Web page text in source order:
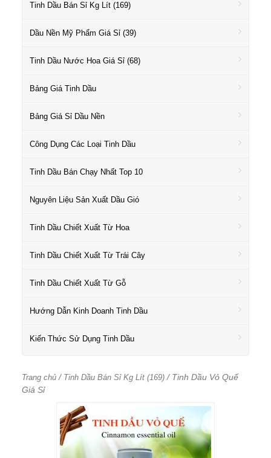
Tinh Dầu Bán Sỉ Kg Lít (169)
Dầu Nền Mỹ Phẩm Giá Sỉ (39)
Tinh Dầu Nước Hoa Giá Sỉ (68)
Bảng Giá Tinh Dầu
Bảng Giá Sỉ Dầu Nền
Công Dụng Các Loại Tinh Dầu
Tinh Dầu Bán Chạy Nhất Top 10
Nguyên Liệu Sản Xuất Dầu Gió
Tinh Dầu Chiết Xuất Từ Hoa
Tinh Dầu Chiết Xuất Từ Trái Cây
Tinh Dầu Chiết Xuất Từ Gỗ
Hướng Dẫn Kinh Doanh Tinh Dầu
Kiến Thức Sử Dụng Tinh Dầu
Trang chủ / Tinh Dầu Bán Sỉ Kg Lít (169) / Tinh Dầu Vỏ Quế
Giá Sỉ